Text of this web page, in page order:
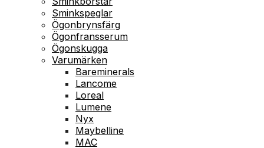
Sminkspeglar
Ögonbrynsfärg
Ögonfransserum
Ögonskugga
Varumärken
Bareminerals
Lancome
Loreal
Lumene
Nyx
Maybelline
MAC